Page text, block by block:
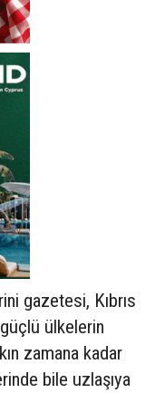
gazetesi, Kıbrıs
ülkelerin
zamana kadar
bile uzlaşıya